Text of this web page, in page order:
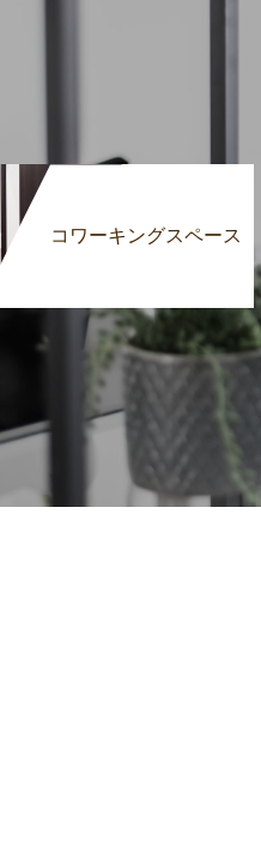
コワーキングスペース